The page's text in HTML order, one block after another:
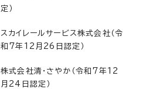
定）
スカイレールサービス株式会社（令
和7年12月26日認定）
株式会社清・さやか（令和7年12
月24日認定）